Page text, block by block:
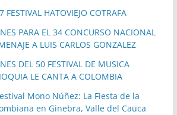
FESTIVAL HATOVIEJO COTRAFA
PARA EL 34 CONCURSO NACIONAL
A LUIS CARLOS GONZALEZ
DEL 50 FESTIVAL DE MUSICA
LE CANTA A COLOMBIA
Mono Núñez: La Fiesta de la
en Ginebra, Valle del Cauca